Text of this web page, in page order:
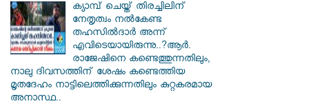
ക്യാമ്പ് ചെയ്ത് തിരച്ചിലിന്
നേതൃത്വം നല്‍കേണ്ട
തഹസില്‍ദാര്‍ അന്ന്
എവിടെയായിരുന്നു..?ആര്‍.
രാജേഷിനെ കണ്ടെത്തുന്നതിലും,
നാലു ദിവസത്തിന് ശേഷം കണ്ടെത്തിയ
മൃതദേഹം നാട്ടിലെത്തിക്കുന്നതിലും കുറ്റകരമായ
അനാസ്ഥ..